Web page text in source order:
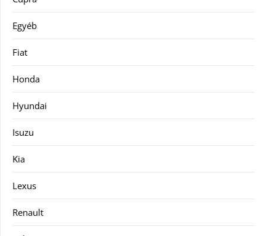
Egyéb
Fiat
Honda
Hyundai
Isuzu
Kia
Lexus
Renault